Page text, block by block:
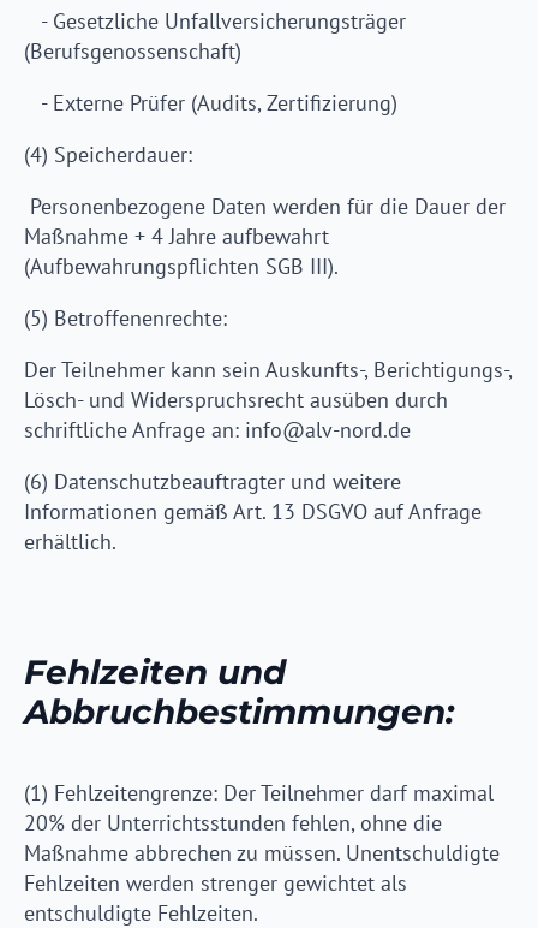
- Gesetzliche Unfallversicherungsträger
(Berufsgenossenschaft)
- Externe Prüfer (Audits, Zertifizierung)
(4) Speicherdauer:
Personenbezogene Daten werden für die Dauer der
Maßnahme + 4 Jahre aufbewahrt
(Aufbewahrungspflichten SGB III).
(5) Betroffenenrechte:
Der Teilnehmer kann sein Auskunfts-, Berichtigungs-,
Lösch- und Widerspruchsrecht ausüben durch
schriftliche Anfrage an: info@alv-nord.de
(6) Datenschutzbeauftragter und weitere
Informationen gemäß Art. 13 DSGVO auf Anfrage
erhältlich.
Fehlzeiten und
Abbruchbestimmungen:
(1) Fehlzeitengrenze: Der Teilnehmer darf maximal
20% der Unterrichtsstunden fehlen, ohne die
Maßnahme abbrechen zu müssen. Unentschuldigte
Fehlzeiten werden strenger gewichtet als
entschuldigte Fehlzeiten.